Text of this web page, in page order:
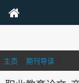
主页 期刊导读